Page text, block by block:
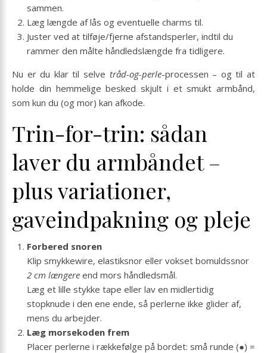
sammen.
Læg længde af lås og eventuelle charms til.
Juster ved at tilføje/fjerne afstandsperler, indtil du
rammer den målte håndledslængde fra tidligere.
Nu er du klar til selve tråd-og-perle-processen – og til at
holde din hemmelige besked skjult i et smukt armbånd,
som kun du (og mor) kan afkode.
Trin-for-trin: sådan
laver du armbåndet –
plus variationer,
gaveindpakning og pleje
Forbered snoren
Klip smykkewire, elastiksnor eller vokset bomuldssnor
2 cm længere end mors håndledsmål.
Læg et lille stykke tape eller lav en midlertidig
stopknude i den ene ende, så perlerne ikke glider af,
mens du arbejder.
Læg morsekoden frem
Placer perlerne i rækkefølge på bordet: små runde (●) =